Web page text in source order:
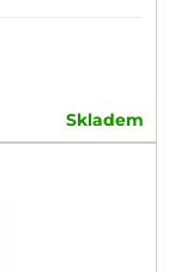
Skladem